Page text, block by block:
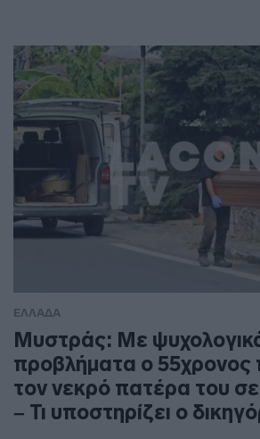
ΕΛΛΑΔΑ
Μυστράς: Με
προβλήματα ο 55χρονος
τον νεκρό πατέρα του
– Τι υποστηρίζει ο